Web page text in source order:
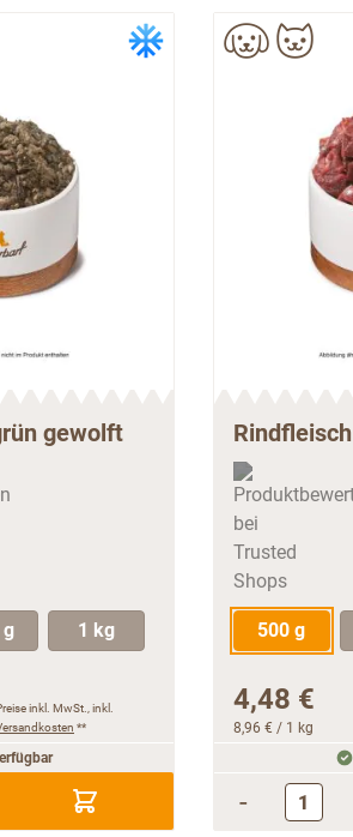
gewolft
g 1 kg
inkl. MwSt., inkl.
**
500 g
4,48 €
8,96 € / 1 kg
-